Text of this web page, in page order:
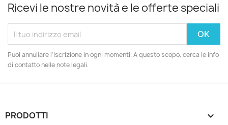
Ricevi le nostre novità e le offerte speciali
Puoi annullare l'iscrizione in ogni momenti. A questo scopo, cerca le info
di contatto nelle note legali.
PRODOTTI 